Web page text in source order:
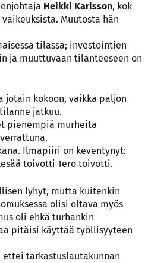
Heikki Karlsson, kok
Muutosta hän
tilassa; investointien
ja muuttuvaan tilanteeseen on
jotain kokoon, vaikka paljon
jatkuu.
pienempiä murheita
Ilmapiiri on keventynyt:
toivotti Tero toivotti.
lyhyt, mutta kuitenkin
olisi oltava myös
oli ehkä turhankin
pitäisi käyttää työllisyyteen
tarkastuslautakunnan